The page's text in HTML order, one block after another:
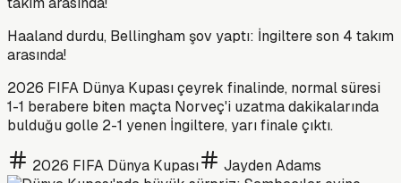
Haaland durdu, Bellingham şov yaptı: İngiltere son 4 takım
arasında!
2026 FIFA Dünya Kupası çeyrek finalinde, normal süresi
1-1 berabere biten maçta Norveç'i uzatma dakikalarında
bulduğu golle 2-1 yenen İngiltere, yarı finale çıktı.
2026 FIFA Dünya Kupası Jayden Adams